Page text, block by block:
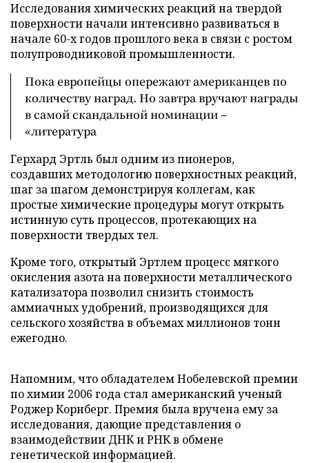
Исследования химических реакций на твердой
поверхности начали интенсивно развиваться в
начале 60-х годов прошлого века в связи с ростом
полупроводниковой промышленности.
Пока европейцы опережают американцев по
количеству наград. Но завтра вручают награды
в самой скандальной номинации –
«литература
Герхард Эртль был одним из пионеров,
создавших методологию поверхностных реакций,
шаг за шагом демонстрируя коллегам, как
простые химические процедуры могут открыть
истинную суть процессов, протекающих на
поверхности твердых тел.
Кроме того, открытый Эртлем процесс мягкого
окисления азота на поверхности металлического
катализатора позволил снизить стоимость
аммиачных удобрений, производящихся для
сельского хозяйства в объемах миллионов тонн
ежегодно.
Напомним, что обладателем Нобелевской премии
по химии 2006 года стал американский ученый
Роджер Корнберг. Премия была вручена ему за
исследования, дающие представления о
взаимодействии ДНК и РНК в обмене
генетической информацией.